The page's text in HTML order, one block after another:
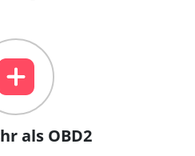
als OBD2